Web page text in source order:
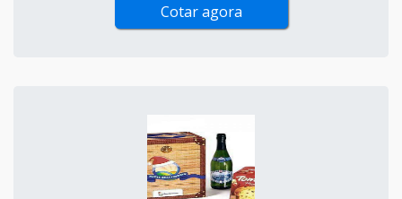
Cotar agora